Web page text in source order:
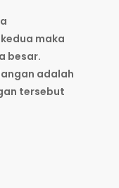
maka
besar.
adalah
tersebut